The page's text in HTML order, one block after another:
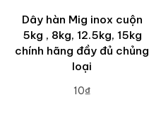
Dây hàn Mig inox cuộn
5kg , 8kg, 12.5kg, 15kg
chính hãng đầy đủ chủng
loại
10₫